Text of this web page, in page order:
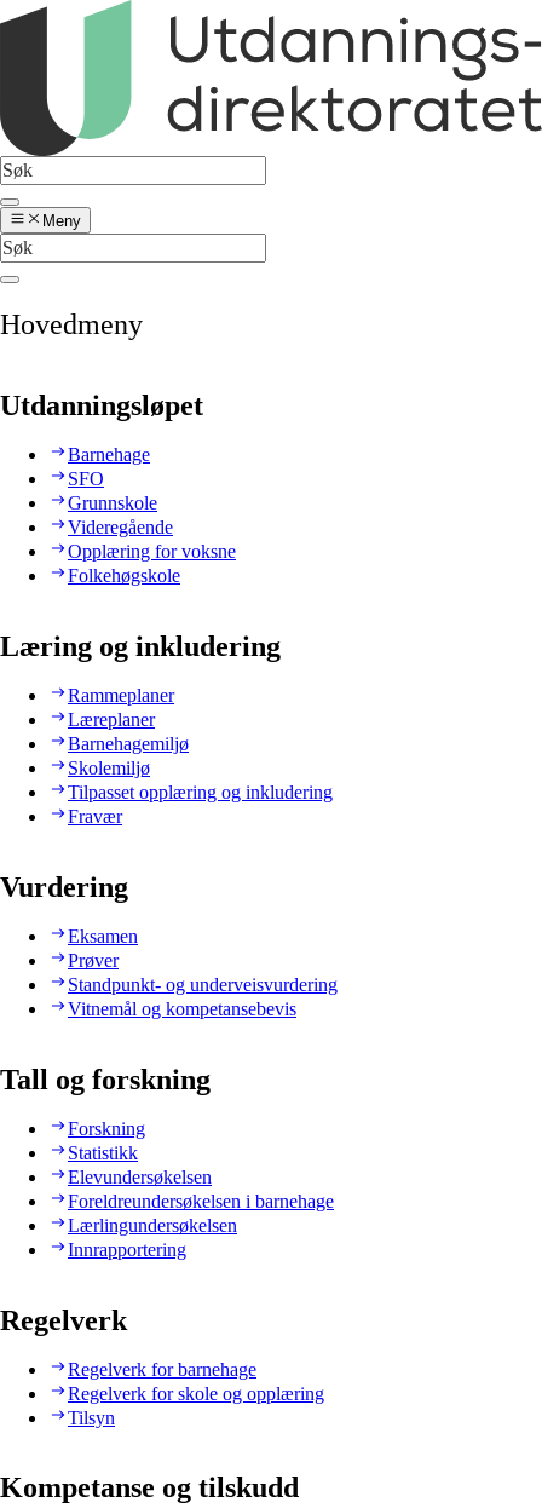
Meny
Hovedmeny
Utdanningsløpet
Barnehage
SFO
Grunnskole
Videregående
Opplæring for voksne
Folkehøgskole
Læring og inkludering
Rammeplaner
Læreplaner
Barnehagemiljø
Skolemiljø
Tilpasset opplæring og inkludering
Fravær
Vurdering
Eksamen
Prøver
Standpunkt- og underveisvurdering
Vitnemål og kompetansebevis
Tall og forskning
Forskning
Statistikk
Elevundersøkelsen
Foreldreundersøkelsen i barnehage
Lærlingundersøkelsen
Innrapportering
Regelverk
Regelverk for barnehage
Regelverk for skole og opplæring
Tilsyn
Kompetanse og tilskudd